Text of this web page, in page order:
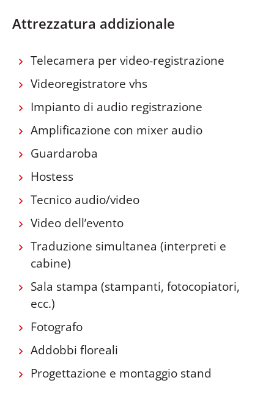
Attrezzatura addizionale
Telecamera per video-registrazione
Videoregistratore vhs
Impianto di audio registrazione
Amplificazione con mixer audio
Guardaroba
Hostess
Tecnico audio/video
Video dell’evento
Traduzione simultanea (interpreti e
cabine)
Sala stampa (stampanti, fotocopiatori,
ecc.)
Fotografo
Addobbi floreali
Progettazione e montaggio stand